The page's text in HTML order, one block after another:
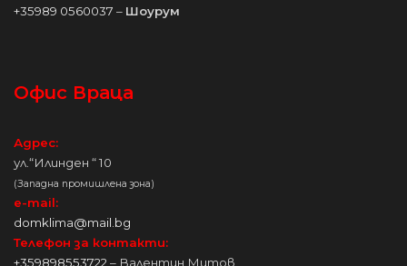
+35989 0560037 – Шоурум
Офис Враца
Адрес:
ул.“Илинден “ 10
(Западна промишлена зона)
e-mail:
domklima@mail.bg
Телефон за контакти:
+359898553722 – Валентин Митов